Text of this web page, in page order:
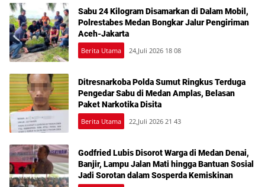
Sabu 24 Kilogram Disamarkan di Dalam Mobil,
Polrestabes Medan Bongkar Jalur Pengiriman
Aceh-Jakarta
Berita Utama 24,Juli 2026 18 08
Ditresnarkoba Polda Sumut Ringkus Terduga
Pengedar Sabu di Medan Amplas, Belasan
Paket Narkotika Disita
Berita Utama 22,Juli 2026 21 43
Godfried Lubis Disorot Warga di Medan Denai,
Banjir, Lampu Jalan Mati hingga Bantuan Sosial
Jadi Sorotan dalam Sosperda Kemiskinan